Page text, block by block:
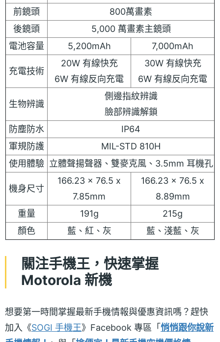
前鏡頭
800萬畫素
後鏡頭
5,000 萬畫素主鏡頭
電池容量
5,200mAh 7,000mAh
充電技術
20W 有線快充
6W 有線反向充電
30W 有線快充
6W 有線反向充電
生物辨識
側邊指紋辨識
臉部辨識解鎖
防塵防水
IP64
軍規防護
MIL-STD 810H
使用體驗 立體聲揚聲器、雙麥克風、3.5mm 耳機孔
機身尺寸
166.23 x 76.5 x
7.85mm
166.23 x 76.5 x
8.89mm
重量
191g
215g
顏色
藍、紅、灰 藍、淺藍、灰
關注手機王，快速掌握
Motorola 新機
想要第一時間掌握最新手機情報與優惠資訊嗎？趕快
加入《SOGI 手機王》Facebook 專區「悄悄跟你說新